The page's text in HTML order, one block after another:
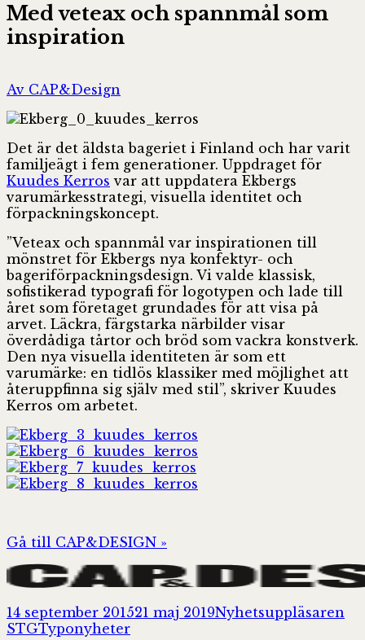
Med veteax och spannmål som
inspiration
Av CAP&Design
Det är det äldsta bageriet i Finland och har varit
familjeägt i fem generationer. Uppdraget för
Kuudes Kerros var att uppdatera Ekbergs
varumärkesstrategi, visuella identitet och
förpackningskoncept.
”Veteax och spannmål var inspirationen till
mönstret för Ekbergs nya konfektyr- och
bageriförpackningsdesign. Vi valde klassisk,
sofistikerad typografi för logotypen och lade till
året som företaget grundades för att visa på
arvet. Läckra, färgstarka närbilder visar
överdådiga tårtor och bröd som vackra konstverk.
Den nya visuella identiteten är som ett
varumärke: en tidlös klassiker med möjlighet att
återuppfinna sig själv med stil”, skriver Kuudes
Kerros om arbetet.
Gå till CAP&DESIGN »
Postat
14 september 201521 maj 2019Författare
Nyhetsuppläsaren
STGKategorier
Typonyheter